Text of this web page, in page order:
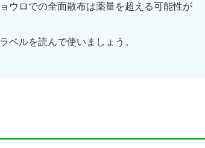
ウロでの全面散布は薬量を超える可能性が
ベルを読んで使いましょう。